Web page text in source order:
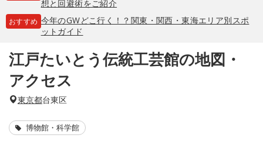
想と回避術をご紹介
おすすめ 今年のGWどこ行く！？関東・関西・東海エリア別スポ
ットガイド
江戸たいとう伝統工芸館の地図・
アクセス
東京都台東区
博物館・科学館